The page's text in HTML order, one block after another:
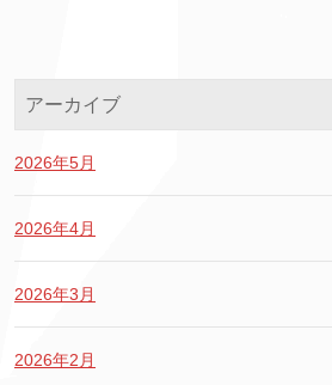
アーカイブ
2026年5月
2026年4月
2026年3月
2026年2月